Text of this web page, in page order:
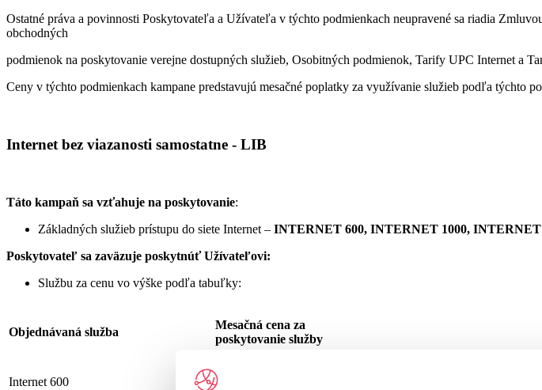
Ostatné práva a povinnosti Poskytovateľa a Užívateľa v týchto podmienkach neupravené sa riadia
obchodných
podmienok na poskytovanie verejne dostupných služieb, Osobitných podmienok, Tarify UPC Internet a
Ceny v týchto podmienkach kampane predstavujú mesačné poplatky za využívanie služieb podľa týchto
Internet bez viazanosti samostatne - LIB
Táto kampaň sa vzťahuje na poskytovanie:
Základných služieb prístupu do siete Internet – INTERNET 600, INTERNET 1000,
Poskytovateľ sa zaväzuje poskytnúť Užívateľovi:
Službu za cenu vo výške podľa tabuľky:
Objednávaná služba
Mesačná cena za
poskytovanie služby
Internet 600 19,90 €